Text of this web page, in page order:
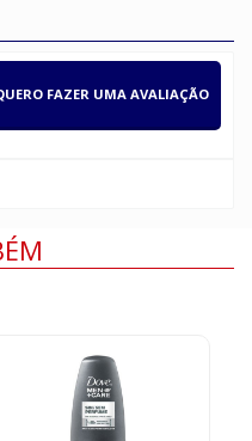
FAZER UMA AVALIAÇÃO